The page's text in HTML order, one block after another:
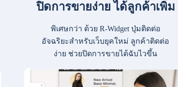
ปิดการขายง่าย ได้ลูกค้าเพิ่ม
พิเศษกว่า ด้วย R-Widget ปุ่มติดต่อ
อัจฉริยะสำหรับเว็บยุคใหม่ ลูกค้าติดต่อ
ง่าย ช่วยปิดการขายได้ฉับไวขึ้น